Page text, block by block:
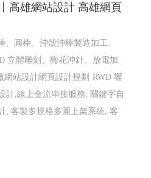
高雄網站設計 高雄網頁
圓棒、沖殼沖棒製造加工、
立體雕刻、梅花沖針、放電加
網站設計網頁設計規劃 RWD 響
計,線上金流串接服務, 關鍵字自
, 客製多規格多圖上架系統, 客